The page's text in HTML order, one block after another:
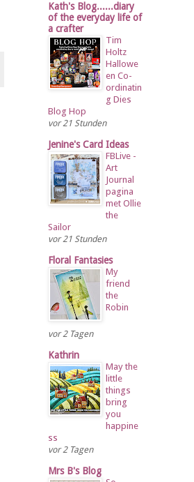
Kath's Blog......diary
of the everyday life of
a crafter
Tim
Holtz
Hallowe
en Co-
ordinatin
g Dies
Blog Hop
vor 21 Stunden
Jenine's Card Ideas
FBLive -
Art
Journal
pagina
met Ollie
the
Sailor
vor 21 Stunden
Floral Fantasies
My
friend
the
Robin
vor 2 Tagen
Kathrin
May the
little
things
bring
you
happine
ss
vor 2 Tagen
Mrs B's Blog